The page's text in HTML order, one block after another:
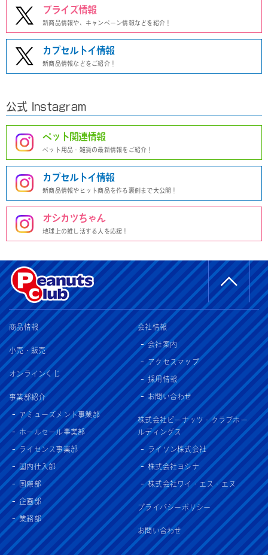
プライズ情報
新商品情報や、キャンペーン情報などを紹介！
カプセルトイ情報
新商品情報などをご紹介！
公式 Instagram
ペット関連情報
ペット用品・雑貨の最新情報をご紹介！
カプセルトイ情報
新商品情報やヒット商品を作る裏側まで大公開！
オシカツちゃん
地球上の推し活する人を応援！
商品情報
小売・販売
オンラインくじ
事業部紹介
アミューズメント事業部
ホールセール事業部
ライセンス事業部
国内仕入部
国際部
企画部
業務部
会社情報
会社案内
アクセスマップ
採用情報
お問い合わせ
株式会社ピーナッツ・クラブホー
ルディングス
ライソン株式会社
株式会社ヨシナ
株式会社ワイ・エス・エヌ
プライバシーポリシー
お問い合わせ